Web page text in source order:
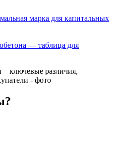
марка для капитальных
— таблица для